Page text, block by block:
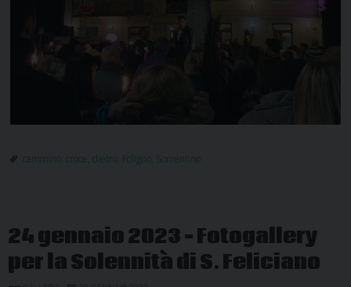
cammino croce dietro Foligno Sorrentino
24 gennaio 2023 – Fotogallery
per la Solennità di S. Feliciano